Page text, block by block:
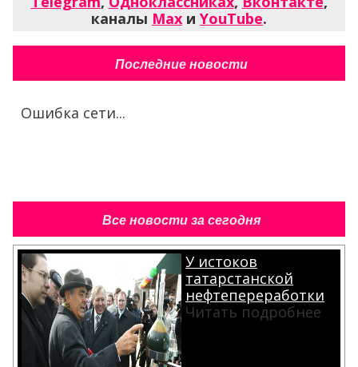
каналы Max и YouTube.
Последние новости
Ошибка сети...
Все новости за сегодня
У истоков
татарстанской
нефтепереработки
Читать подробнее